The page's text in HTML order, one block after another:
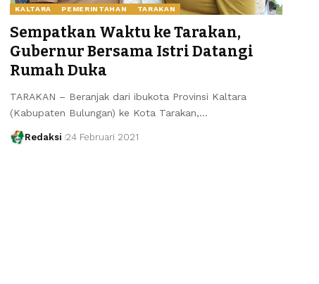
KALTARA PEMERINTAHAN TARAKAN
Sempatkan Waktu ke Tarakan,
Gubernur Bersama Istri Datangi
Rumah Duka
TARAKAN – Beranjak dari ibukota Provinsi Kaltara
(Kabupaten Bulungan) ke Kota Tarakan,…
Redaksi 24 Februari 2021